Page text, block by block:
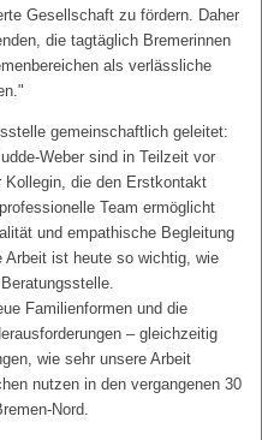
Gesellschaft zu fördern. Daher
die tagtäglich Bremerinnen
als verlässliche
gemeinschaftlich geleitet:
Weber sind in Teilzeit vor
die den Erstkontakt
Team ermöglicht
und empathische Begleitung
Arbeit ist heute so wichtig, wie
Familienformen und die
– gleichzeitig
wie sehr unsere Arbeit
nutzen in den vergangenen 30
Nord.